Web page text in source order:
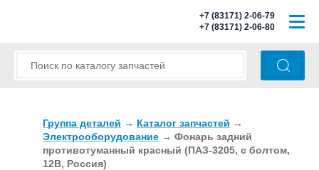
Группа деталей → Каталог запчастей →
Электрооборудование → Фонарь задний
противотуманный красный (ПАЗ-3205, с болтом,
12В, Россия)
+7 (83171) 2-06-79
+7 (83171) 2-06-80
КАТАЛОГ ЗАПЧАСТЕЙ
МОДЕЛИ АВТОБУСОВ